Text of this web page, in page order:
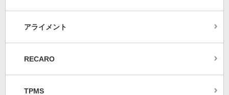
アライメント
RECARO
TPMS